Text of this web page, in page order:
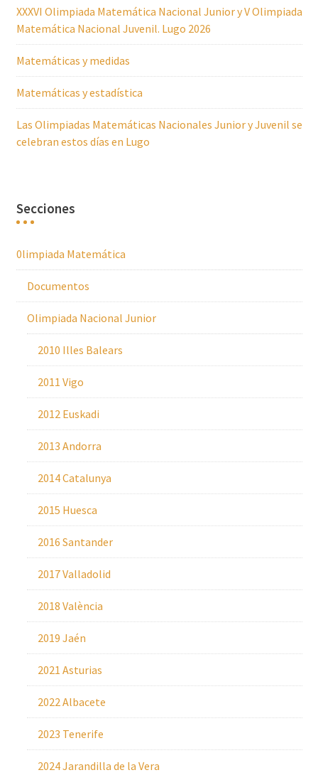
XXXVI Olimpiada Matemática Nacional Junior y V Olimpiada
Matemática Nacional Juvenil. Lugo 2026
Matemáticas y medidas
Matemáticas y estadística
Las Olimpiadas Matemáticas Nacionales Junior y Juvenil se
celebran estos días en Lugo
Secciones
0limpiada Matemática
Documentos
Olimpiada Nacional Junior
2010 Illes Balears
2011 Vigo
2012 Euskadi
2013 Andorra
2014 Catalunya
2015 Huesca
2016 Santander
2017 Valladolid
2018 València
2019 Jaén
2021 Asturias
2022 Albacete
2023 Tenerife
2024 Jarandilla de la Vera